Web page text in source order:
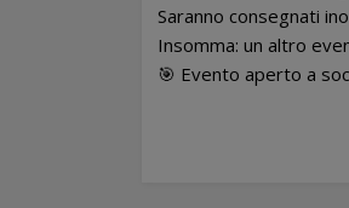
Saranno consegnati
Insomma: un altro
🎯 Evento aperto a